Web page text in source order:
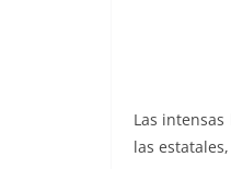
Las
las